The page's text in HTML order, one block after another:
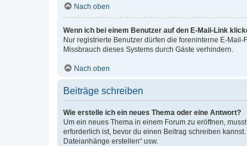
Nach oben
Wenn ich bei einem Benutzer auf den E-Mail-Link
Nur registrierte Benutzer dürfen die foreninterne E-
Missbrauch dieses Systems durch Gäste verhindern.
Nach oben
Beiträge schreiben
Wie erstelle ich ein neues Thema oder eine Antwort?
Um ein neues Thema in einem Forum zu eröffnen,
erforderlich ist, bevor du einen Beitrag schreiben
Dateianhänge erstellen“ usw.